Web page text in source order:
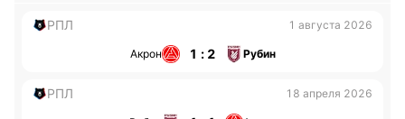
РПЛ 1 августа 2026
Акрон 1 : 2 Рубин
РПЛ 18 апреля 2026